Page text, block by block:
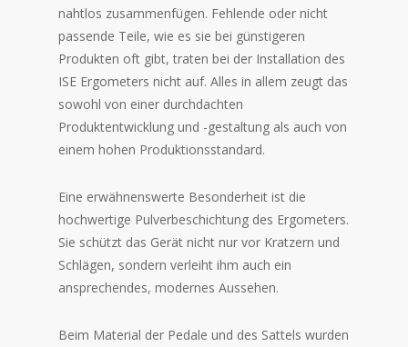
nahtlos zusammenfügen. Fehlende oder nicht
passende Teile, wie es sie bei günstigeren
Produkten oft gibt, traten bei der Installation des
ISE Ergometers nicht auf. Alles in allem zeugt das
sowohl von einer durchdachten
Produktentwicklung und -gestaltung als auch von
einem hohen Produktionsstandard.
Eine erwähnenswerte Besonderheit ist die
hochwertige Pulverbeschichtung des Ergometers.
Sie schützt das Gerät nicht nur vor Kratzern und
Schlägen, sondern verleiht ihm auch ein
ansprechendes, modernes Aussehen.
Beim Material der Pedale und des Sattels wurden